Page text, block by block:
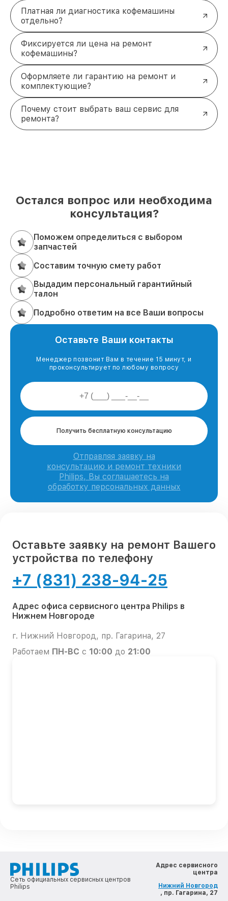
Платная ли диагностика кофемашины
отдельно?
Фиксируется ли цена на ремонт
кофемашины?
Оформляете ли гарантию на ремонт и
комплектующие?
Почему стоит выбрать ваш сервис для
ремонта?
Остался вопрос или необходима
консультация?
Поможем определиться с выбором
запчастей
Составим точную смету работ
Выдадим персональный гарантийный
талон
Подробно ответим на все Ваши вопросы
Оставьте Ваши контакты
Менеджер позвонит Вам в течение 15 минут, и
проконсультирует по любому вопросу
Получить бесплатную консультацию
Отправляя заявку на
консультацию и ремонт техники
Philips, Вы соглашаетесь на
обработку персональных данных
Оставьте заявку на ремонт Вашего
устройства по телефону
+7 (831) 238-94-25
Адрес офиса сервисного центра Philips в
Нижнем Новгороде
г. Нижний Новгород, пр. Гагарина, 27
Работаем ПН-ВС с 10:00 до 21:00
Сеть официальных сервисных центров
Philips
Адрес сервисного
центра
Нижний Новгород
, пр. Гагарина, 27